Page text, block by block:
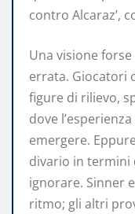
contro Alcaraz’,
Una visione
errata. Giocatori
figure di rilievo,
dove
emergere.
divario in termini
ignorare. Sinner
ritmo; gli altri